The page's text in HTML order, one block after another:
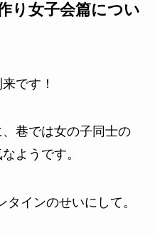
り女子会篇につい
です！
巷では女の子同士の
ようです。
インのせいにして。